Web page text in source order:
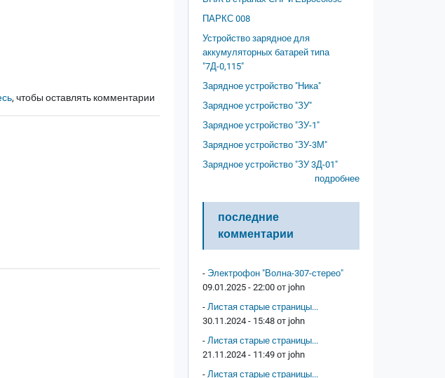
, чтобы оставлять комментарии
ПАРКС 008
Устройство зарядное для
аккумуляторных батарей типа
"7Д-0,115"
Зарядное устройство "Ника"
Зарядное устройство "ЗУ"
Зарядное устройство "ЗУ-1"
Зарядное устройство "ЗУ-3М"
Зарядное устройство "ЗУ 3Д-01"
подробнее
последние
комментарии
- Электрофон "Волна-307-стерео"
09.01.2025 - 22:00 от john
- Листая старые страницы...
30.11.2024 - 15:48 от john
- Листая старые страницы...
21.11.2024 - 11:49 от john
- Листая старые страницы...